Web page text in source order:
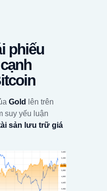
phiếu
Gold
lên trên
suy yếu luận
sản lưu trữ giá